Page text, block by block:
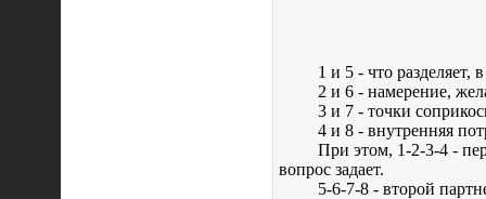
1 и 5 - что разделяет,
2 и 6 - намерение,
3 и 7 - точки
4 и 8 - внутренняя
При этом, 1-2-3-4 -
вопрос задает.
5-6-7-8 - второй